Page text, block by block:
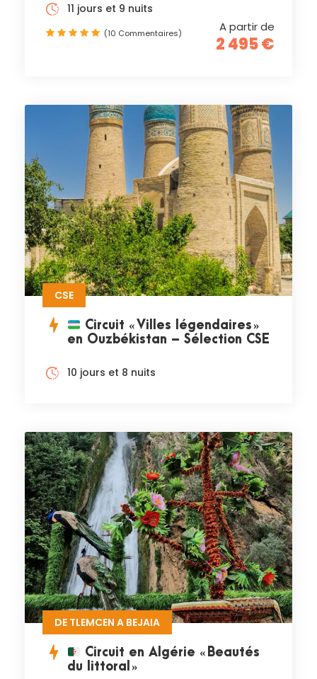
A partir de
2 495 €
11 jours et 9 nuits
(10 Commentaires)
CSE
Circuit « Villes légendaires »
en Ouzbékistan – Sélection CSE
10 jours et 8 nuits
DE TLEMCEN A BEJAIA
Circuit en Algérie « Beautés
du littoral »